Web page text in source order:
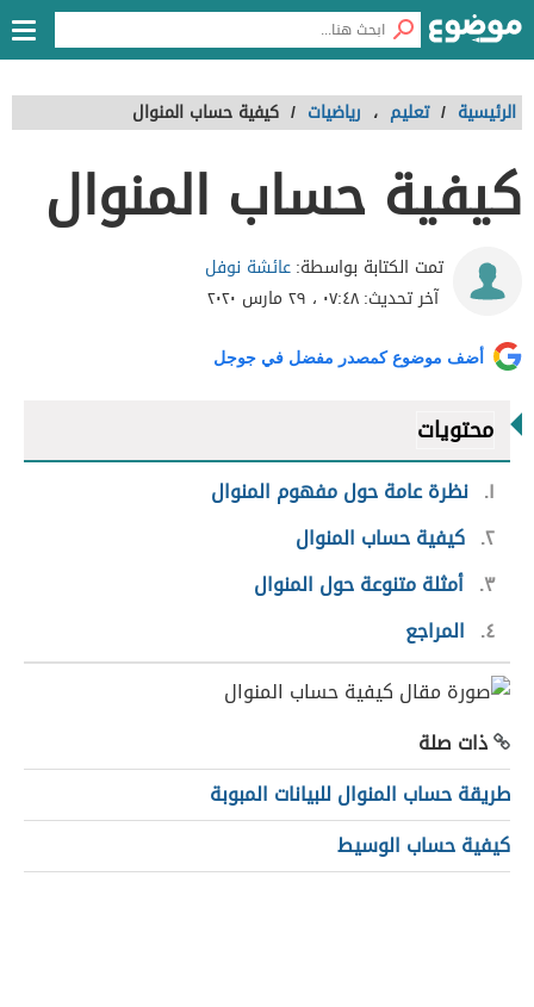
الرئيسية / تعليم ، رياضيات / كيفية حساب المنوال
كيفية حساب المنوال
تمت الكتابة بواسطة:عائشة نوفل
آخر تحديث:٠٧:٤٨ ، ٢٩ مارس ٢٠٢٠
أضف موضوع كمصدر مفضل في جوجل
محتويات
١ نظرة عامة حول مفهوم المنوال
٢ كيفية حساب المنوال
٣ أمثلة متنوعة حول المنوال
٤
المراجع
ذات صلة
طريقة حساب المنوال للبيانات المبوبة
كيفية حساب الوسيط